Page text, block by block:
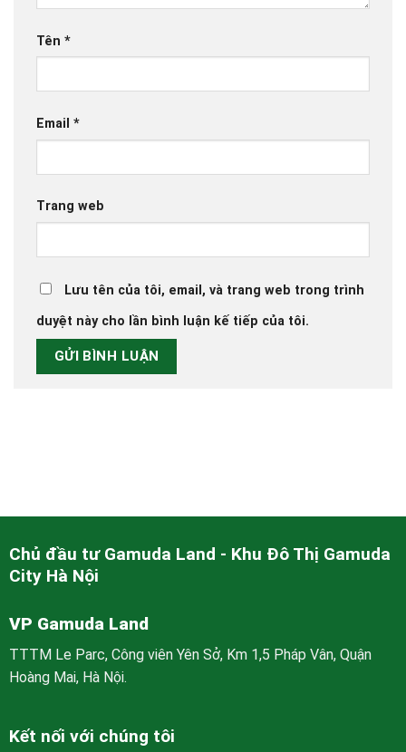
Tên *
Email *
Trang web
Lưu tên của tôi, email, và trang web trong trình
duyệt này cho lần bình luận kế tiếp của tôi.
Chủ đầu tư Gamuda Land - Khu Đô Thị Gamuda
City Hà Nội
VP Gamuda Land
TTTM Le Parc, Công viên Yên Sở, Km 1,5 Pháp Vân, Quận
Hoàng Mai, Hà Nội.
Kết nối với chúng tôi